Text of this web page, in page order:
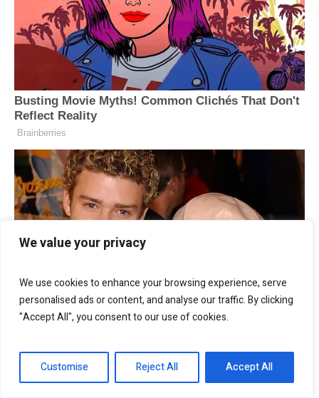
We value your privacy
We use cookies to enhance your browsing experience, serve
personalised ads or content, and analyse our traffic. By clicking
"Accept All", you consent to our use of cookies.
Customise Reject All Accept All